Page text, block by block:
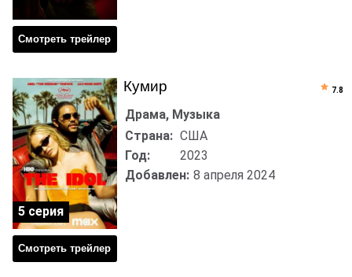
Смотреть трейлер
Кумир
Смотреть трейлер
Драма, Музыка
Страна: США
Год:
2023
Добавлен: 8 апреля 2024
5 серия
7.8